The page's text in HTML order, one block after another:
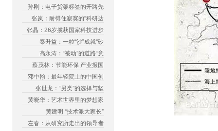
孙刚：电子货架标签的开路先
张岚：耐得住寂寞的“科研达
张晶：26岁揽获国家科技进步
秦升益：一粒“沙”成就“砂
高永涛：“被动”的道路“意
蔡茂林：节能环保 产业报国
邓中翰：最年轻院士的中国创
张世龙：“另类”的选择与坚
黄晓华：艺术世界里的梦想家
黄建明 “技术派大家长”
左春：从研究所走出的领导者